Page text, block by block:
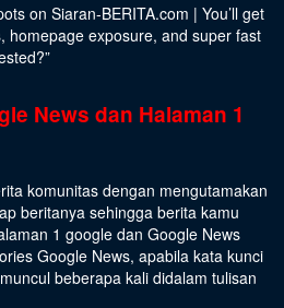
on Siaran-BERITA.com | You’ll get
homepage exposure, and super fast
?”
News dan Halaman 1
komunitas dengan mengutamakan
beritanya sehingga berita kamu
1 google dan Google News
Google News, apabila kata kunci
beberapa kali didalam tulisan